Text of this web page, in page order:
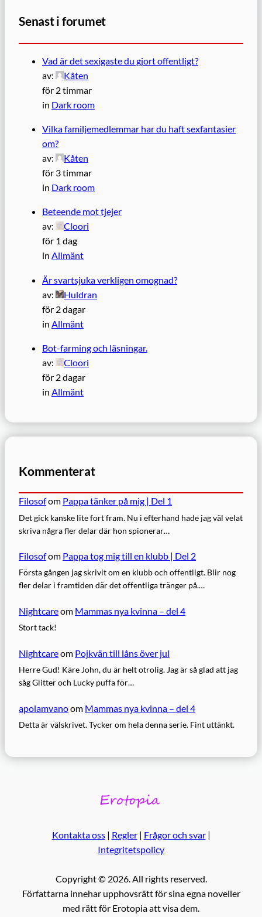
Senast i forumet
Vad är det sexigaste du gjort offentligt?
av:
Kåten
för 2 timmar
in Dark room
Vilka familjemedlemmar har du haft sexfantasier
om?
av:
Kåten
för 3 timmar
in Dark room
Beteende mot tjejer
av:
Cloori
för 1 dag
in Allmänt
Är svartsjuka verkligen omognad?
av:
Huldran
för 2 dagar
in Allmänt
Bot-farming och läsningar.
av:
Cloori
för 2 dagar
in Allmänt
Kommenterat
Filosofom Pappa tänker på mig | Del 1
Det gick kanske lite fort fram. Nu i efterhand hade jag väl velat
skriva några fler delar där hon spionerar…
Filosofom Pappa tog mig till en klubb | Del 2
Första gången jag skrivit om en klubb och offentligt. Blir nog
fler delar i framtiden där det offentliga tränger på.…
Nightcareom Mammas nya kvinna – del 4
Stort tack!
Nightcareom Pojkvän till låns över jul
Herre Gud! Käre John, du är helt otrolig. Jag är så glad att jag
såg Glitter och Lucky puffa för…
apolamvanoom Mammas nya kvinna – del 4
Detta är välskrivet. Tycker om hela denna serie. Fint uttänkt.
Kontakta oss| Regler| Frågor och svar|
Integritetspolicy
Copyright © 2026. All rights reserved.
Författarna innehar upphovsrätt för sina egna noveller
med rätt för Erotopia att visa dem.